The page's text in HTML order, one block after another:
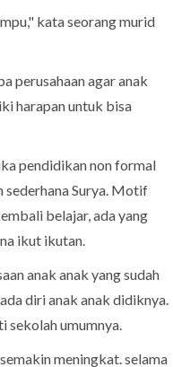
kata seorang murid
perusahaan agar anak
harapan untuk bisa
pendidikan non formal
sederhana Surya. Motif
belajar, ada yang
ikut ikutan.
anak anak yang sudah
diri anak anak didiknya.
sekolah umumnya.
meningkat. selama